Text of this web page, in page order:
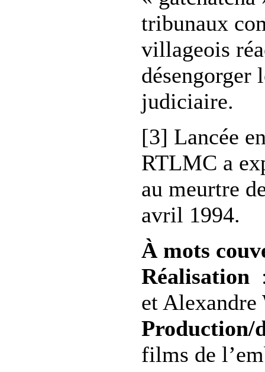
tribunaux
villageois
désengorger
judiciaire.
[3] Lancée
RTLMC a
au meurtre
avril 1994.
À mots
Réalisation
et Alexandre
films de